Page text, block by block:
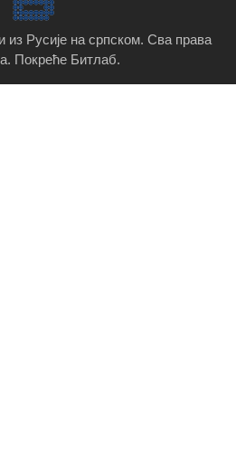
Русије на српском. Сва права
Покреће Битлаб.